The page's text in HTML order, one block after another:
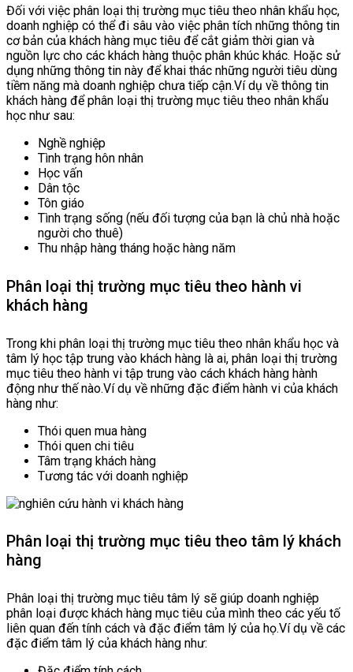
Đối với việc phân loại thị trường mục tiêu theo nhân khẩu học,
doanh nghiệp có thể đi sâu vào việc phân tích những thông tin
cơ bản của khách hàng mục tiêu để cắt giảm thời gian và
nguồn lực cho các khách hàng thuộc phân khúc khác. Hoặc sử
dụng những thông tin này để khai thác những người tiêu dùng
tiềm năng mà doanh nghiệp chưa tiếp cận.Ví dụ về thông tin
khách hàng để phân loại thị trường mục tiêu theo nhân khẩu
học như sau:
Nghề nghiệp
Tình trạng hôn nhân
Học vấn
Dân tộc
Tôn giáo
Tình trạng sống (nếu đối tượng của bạn là chủ nhà hoặc
người cho thuê)
Thu nhập hàng tháng hoặc hàng năm
Phân loại thị trường mục tiêu theo hành vi
khách hàng
Trong khi phân loại thị trường mục tiêu theo nhân khẩu học và
tâm lý học tập trung vào khách hàng là ai, phân loại thị trường
mục tiêu theo hành vi tập trung vào cách khách hàng hành
động như thế nào.Ví dụ về những đặc điểm hành vi của khách
hàng như:
Thói quen mua hàng
Thói quen chi tiêu
Tâm trạng khách hàng
Tương tác với doanh nghiệp
Phân loại thị trường mục tiêu theo tâm lý khách
hàng
Phân loại thị trường mục tiêu tâm lý sẽ giúp doanh nghiệp
phân loại được khách hàng mục tiêu của mình theo các yếu tố
liên quan đến tính cách và đặc điểm tâm lý của họ.Ví dụ về các
đặc điểm tâm lý của khách hàng như: